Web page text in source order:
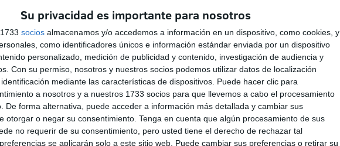
Su privacidad es importante para nosotros
socios almacenamos y/o accedemos a información en un dispositivo, como cookies, y
como identificadores únicos e información estándar enviada por un dispositivo
personalizado, medición de publicidad y contenido, investigación de audiencia y
Con su permiso, nosotros y nuestros socios podemos utilizar datos de localización
mediante las características de dispositivos. Puede hacer clic para
a nosotros y a nuestros 1733 socios para que llevemos a cabo el procesamiento
De forma alternativa, puede acceder a información más detallada y cambiar sus
otorgar o negar su consentimiento. Tenga en cuenta que algún procesamiento de sus
no requerir de su consentimiento, pero usted tiene el derecho de rechazar tal
se aplicarán solo a este sitio web. Puede cambiar sus preferencias o retirar su
y en un día tan especial como el de hoy cobran
cariño y fervor, simbolizando en modo de flor, en
en el resto de España, comienza de otra manera,
de llevar a cabo las procesiones tal y como las
cada hermandad, siga celebrando actos internos
momentos tan especiales como los que se viven.